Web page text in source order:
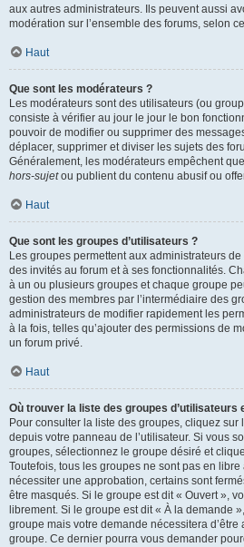
aux autres administrateurs. Ils peuvent aussi
modération sur l’ensemble des forums, selon
Haut
Que sont les modérateurs ?
Les modérateurs sont des utilisateurs (ou
consiste à vérifier au jour le jour le bon
pouvoir de modifier ou supprimer des
déplacer, supprimer et diviser les sujets des
Généralement, les modérateurs empêchent
hors-sujetou publient du contenu abusif ou
Haut
Que sont les groupes d’utilisateurs ?
Les groupes permettent aux administrateurs
des invités au forum et à ses fonctionnalités.
à un ou plusieurs groupes et chaque groupe
gestion des membres par l’intermédiaire des
administrateurs de modifier rapidement les
à la fois, telles qu’ajouter des permissions de
un forum privé.
Haut
Où trouver la liste des groupes d’utilisateurs
Pour consulter la liste des groupes, cliquez sur
depuis votre panneau de l’utilisateur. Si vous
groupes, sélectionnez le groupe désiré et
Toutefois, tous les groupes ne sont pas en
nécessiter une approbation, certains sont
être masqués. Si le groupe est dit « Ouvert »,
librement. Si le groupe est dit « À la demande
groupe mais votre demande nécessitera
groupe. Ce dernier pourra vous demander